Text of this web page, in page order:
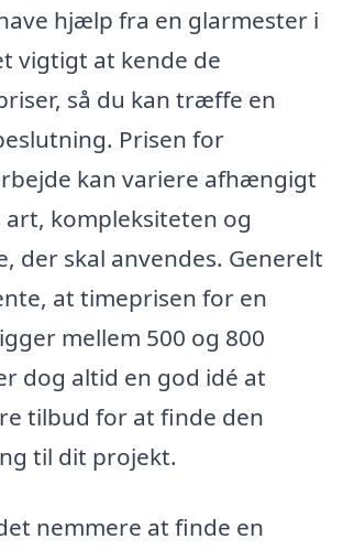
hjælp fra en glarmester i
vigtigt at kende de
så du kan træffe en
Prisen for
kan variere afhængigt
art, kompleksiteten og
der skal anvendes. Generelt
at timeprisen for en
mellem 500 og 800
dog altid en god idé at
tilbud for at finde den
til dit projekt.
nemmere at finde en